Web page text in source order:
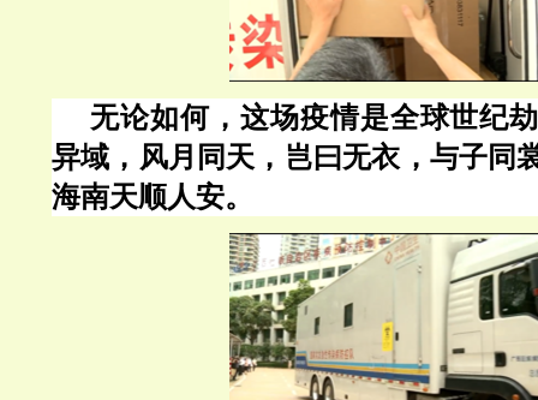
无论如何，这场疫情是全球世纪
异域，风月同天，岂曰无衣，与子同
海南天顺人安。